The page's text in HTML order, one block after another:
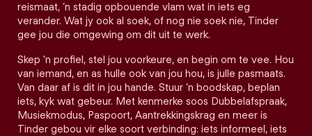
reismaat, ’n stadig opbouende vlam wat in iets eg
verander. Wat jy ook al soek, of nog nie soek nie, Tinder
gee jou die omgewing om dit uit te werk.
Skep 'n profiel, stel jou voorkeure, en begin om te vee. Hou
van iemand, en as hulle ook van jou hou, is julle pasmaats.
Van daar af is dit in jou hande. Stuur ’n boodskap, beplan
iets, kyk wat gebeur. Met kenmerke soos Dubbelafspraak,
Musiekmodus, Paspoort, Aantrekkingskrag en meer is
Tinder gebou vir elke soort verbinding: iets informeel, iets